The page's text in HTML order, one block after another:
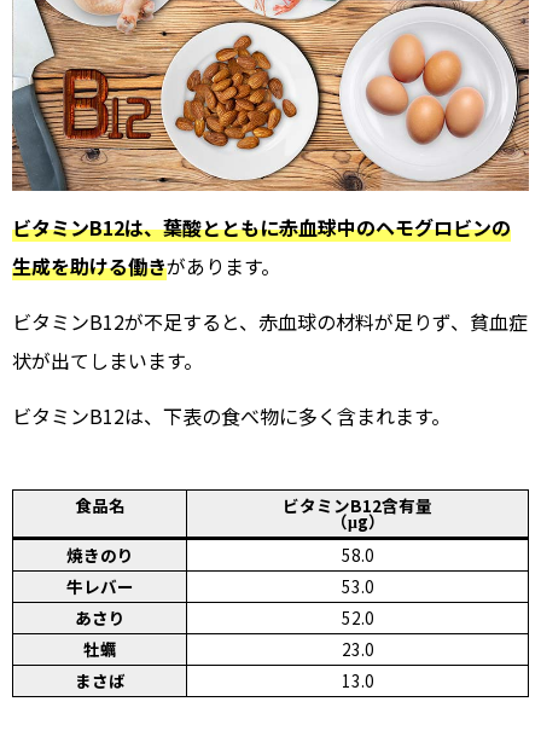
ビタミンB12は、葉酸とともに赤血球中のヘモグロビンの
生成を助ける働きがあります。
ビタミンB12が不足すると、赤血球の材料が足りず、貧血症
状が出てしまいます。
ビタミンB12は、下表の食べ物に多く含まれます。
食品名 ビタミンB12含有量
（μg）
焼きのり
58.0
牛レバー
53.0
あさり
52.0
牡蠣
23.0
まさば
13.0